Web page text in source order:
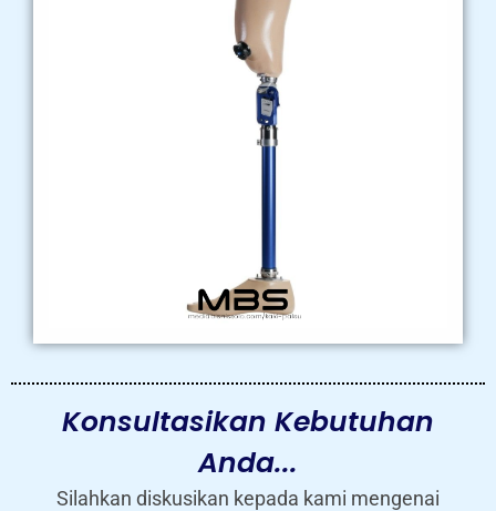
Konsultasikan Kebutuhan
Anda...
Silahkan diskusikan kepada kami mengenai